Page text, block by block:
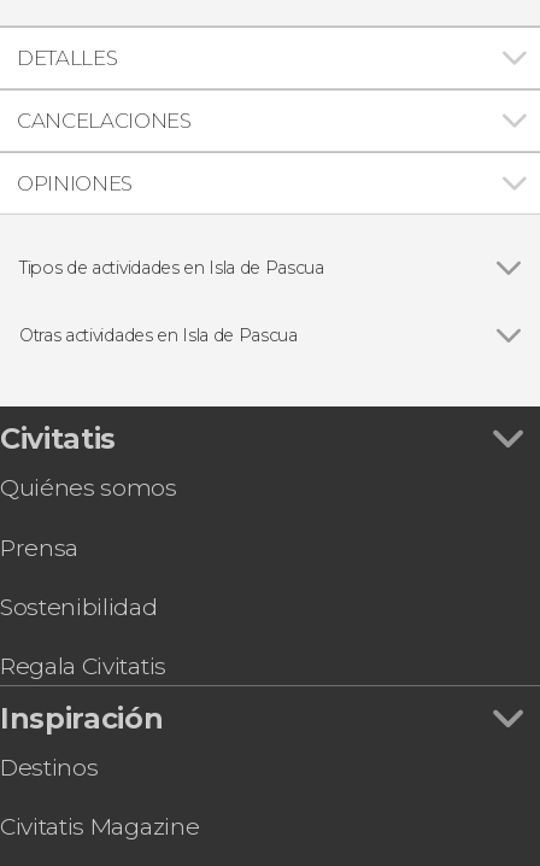
DETALLES
CANCELACIONES
OPINIONES
Tipos de actividades en Isla de Pascua
Otras actividades en Isla de Pascua
Taller de tallado de moái en madera
Tour privado de pesca por la costa de Hanga
Civitatis
Quiénes somos
Prensa
Sostenibilidad
Regala Civitatis
Inspiración
Destinos
Civitatis Magazine